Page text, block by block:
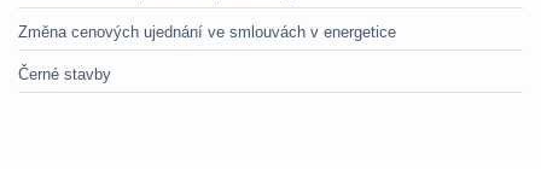
Změna cenových ujednání ve smlouvách v energetice
Černé stavby